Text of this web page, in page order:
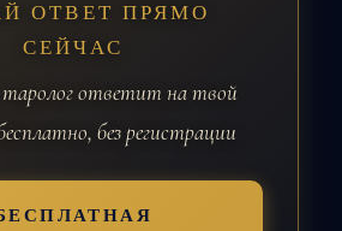
ОТВЕТ ПРЯМО
СЕЙЧАС
ответит на твой
без регистрации